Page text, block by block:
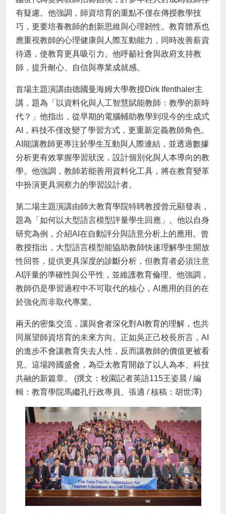
有疑慮。他強調，師資培育的重點不僅在傳授教學技
巧，更要培養教師的創新思維與心理韌性。教育體系也
應重視教師的心理健康與人際互動能力，同時改善薪資
待遇，使教育更具吸引力。他呼籲社會與政府支持教
師，提升耐心、自信與專業成就感。
首場主題演講由德國曼海姆大學教授Dirk Ifenthaler主
講，題為「以資料化與人工智慧賦能教師：教學的新時
代？」他指出，從早期的電腦輔助教學到現今的生成式
AI，科技不僅改變了學習方式，更重新定義教師角色。
AI能讓教師更專注於學生互動與人際連結，並透過數據
分析更有效掌握學習狀況，設計個別化與人本導向的教
學。他強調，教師若能善用資料化工具，將在教育變革
中扮演更具洞察力的學習設計者。
第二場主題演講由師大教育學院特聘教授曾元顯發表，
題為「如何以大型語言模型評量學生回應」。他以自身
研究為例，介紹AI在自動評分與語意分析上的應用。曾
教授指出，大型語言模型能協助教師快速理解學生開放
性回答，提供更具深度的診斷分析，但教育者必須注意
AI評量的準確性與公平性，並維護教育倫理。他強調，
教師仍是學習過程中不可取代的核心，AI應用的目的在
於強化而非取代專業。
兩天的密集交流，讓與會者深化對AI教育的理解，也共
同展望師資培育的未來方向。正如吳正己校長所言，AI
的進步不會讓教育失去人性，反而讓教師的價值更被看
見。這場跨國盛會，為亞太教育開啟了以人為本、科技
共融的新篇章。 (撰文：校園記者英語115王姿晨 / 編
輯：教育學院馬繼孔行政專員、張適 / 核稿：胡世澤)